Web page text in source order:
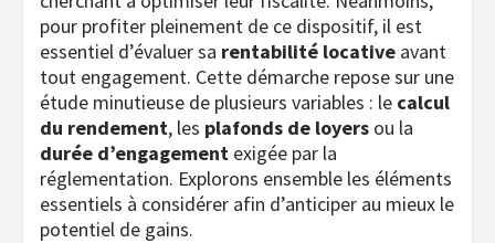
pour profiter pleinement de ce dispositif, il est
essentiel d’évaluer sa rentabilité locative avant
tout engagement. Cette démarche repose sur une
étude minutieuse de plusieurs variables : le calcul
du rendement, les plafonds de loyers ou la
durée d’engagement exigée par la
réglementation. Explorons ensemble les éléments
essentiels à considérer afin d’anticiper au mieux le
potentiel de gains.